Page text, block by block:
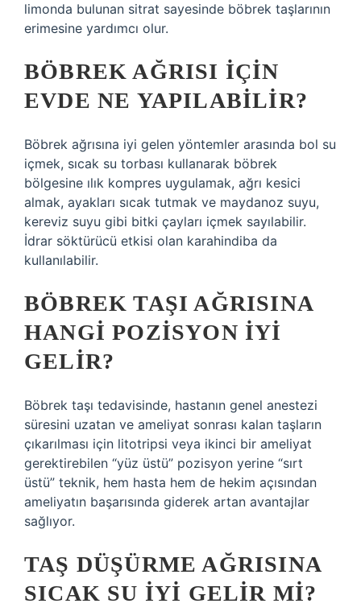
limonda bulunan sitrat sayesinde böbrek taşlarının
erimesine yardımcı olur.
BÖBREK AĞRISI IÇIN
EVDE NE YAPILABILIR?
Böbrek ağrısına iyi gelen yöntemler arasında bol su
içmek, sıcak su torbası kullanarak böbrek
bölgesine ılık kompres uygulamak, ağrı kesici
almak, ayakları sıcak tutmak ve maydanoz suyu,
kereviz suyu gibi bitki çayları içmek sayılabilir.
İdrar söktürücü etkisi olan karahindiba da
kullanılabilir.
BÖBREK TAŞI AĞRISINA
HANGI POZISYON IYI
GELIR?
Böbrek taşı tedavisinde, hastanın genel anestezi
süresini uzatan ve ameliyat sonrası kalan taşların
çıkarılması için litotripsi veya ikinci bir ameliyat
gerektirebilen “yüz üstü” pozisyon yerine “sırt
üstü” teknik, hem hasta hem de hekim açısından
ameliyatın başarısında giderek artan avantajlar
sağlıyor.
TAŞ DÜŞÜRME AĞRISINA
SICAK SU IYI GELIR MI?